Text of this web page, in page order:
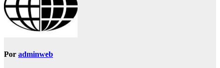
Por adminweb